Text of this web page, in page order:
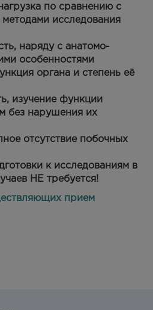
по сравнению с
методами исследования
наряду с анатомо-
особенностями
органа и степень её
изучение функции
без нарушения их
отсутствие побочных
к исследованиям в
НЕ требуется!
прием